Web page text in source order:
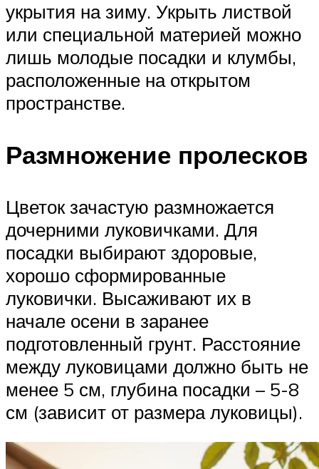
укрытия на зиму. Укрыть листвой
или специальной материей можно
лишь молодые посадки и клумбы,
расположенные на открытом
пространстве.
Размножение пролесков
Цветок зачастую размножается
дочерними луковичками. Для
посадки выбирают здоровые,
хорошо сформированные
луковички. Высаживают их в
начале осени в заранее
подготовленный грунт. Расстояние
между луковицами должно быть не
менее 5 см, глубина посадки – 5-8
см (зависит от размера луковицы).